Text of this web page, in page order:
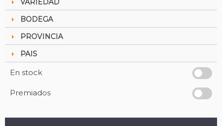
VARIEDAD
BODEGA
PROVINCIA
PAIS
En stock
Premiados